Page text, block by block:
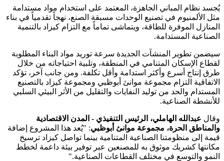
نظام المباني الجاهزة، المعتمد على استخدام مواد مستدامة
الألمنيوم في تصنيع الوحدات مسبقة الصنع، نهجاً تقدمياً في بناء
الموفرة للطاقة، ويتماشى تماماً مع التزام كيزاد بالتنمية
المستدامة.
تطوير المنشآت الجديدة سرعة توريد مواد البناء المطلوبة
الإسكان المتنامي في المنطقة، وتلبية احتياجاته من خلال
إنتاج أسرع وأكثر استدامة وأقل تكلفة. ومن جانب آخر، تؤكد
التزام مجموعة موانئ أبوظبي ومجموعة كيزاد بالتصنيع
والحد من توليد النفايات والتقليل من الأثر البيئي السلبي
الصناعية.
عبدالله الهاملي، الرئيس التنفيذي - المدن الاقتصادية
الحرة، مجموعة موانئ أبوظبي: "يُعد هذا المشروع إضافة
إلى منظومتنا الصناعية المتنامية بينما تواصل كيزاد ترسيخ
كشريك موثوق به للمصنعين عبر توفير بيئة داعمة لخطط
والتوسع في مختلف القطاعات الصناعية."